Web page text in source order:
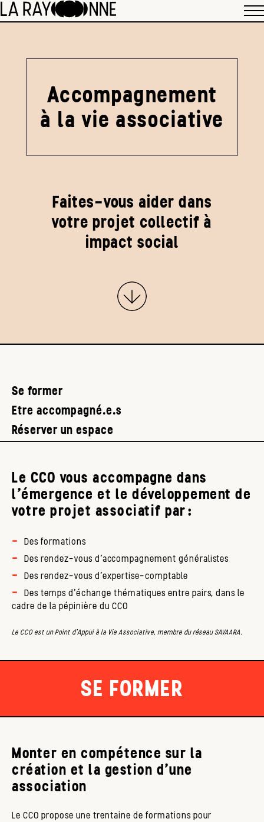
Accompagnement
à la vie associative
Faites-vous aider dans
votre projet collectif à
impact social
Se former
Etre accompagné.e.s
Réserver un espace
Le CCO vous accompagne dans
l’émergence et le développement de
votre projet associatif par :
Des formations
Des rendez-vous d’accompagnement généralistes
Des rendez-vous d’expertise-comptable
Des temps d’échange thématiques entre pairs, dans le
cadre de la pépinière du CCO
Le CCO est un Point d’Appui à la Vie Associative, membre du réseau SAVAARA.
SE FORMER
Monter en compétence sur la
création et la gestion d’une
association
Le CCO propose une trentaine de formations pour